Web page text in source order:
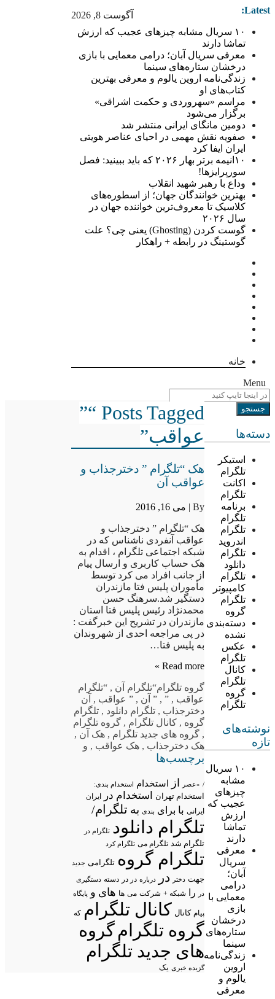
آگوست 8, 2026 Latest:
۱۰ سریال مشابه چیزهای عجیب که ارزش
تماشا دارند
معرفی سریال آبان؛ درامی معمایی با بازی
درخشان ستاره‌های سینما
زندگی‌نامه اروین یالوم و معرفی بهترین
کتاب‌های او
مراسم «سهروردی و حکمت اشراقی»
برگزار می‌شود
دومین مانگای ایرانی منتشر شد
صفویه نقش مهمی در احیای عناصر هویتی
ایران ایفا کرد
۱۰انیمه برتر بهار ۲۰۲۶ که باید ببینید: فصل
سورپرایزها!
وداع با رهبر شهید انقلاب
بهترین خوانندگان جهان؛ از اسطوره‌های
کلاسیک تا معروف‌ترین خواننده جهان در
سال ۲۰۲۶
گوست کردن (Ghosting) یعنی چی؟ علت
گوستینگ در رابطه + راهکار
خانه
Menu
دسته‌ها
استیکر
تلگرام
اکانت
تلگرام
برنامه
تلگرام
تلگرام
اندروید
تلگرام
دانلود
تلگرام
کامپیوتر
تلگرام
گروه
دسته‌بندی
نشده
عکس
تلگرام
کانال
تلگرام
گروه
تلگرام
نوشته‌های
تازه
۱۰ سریال
مشابه
چیزهای
عجیب که
ارزش
تماشا
دارند
معرفی
سریال
آبان؛
درامی
معمایی با
بازی
درخشان
ستاره‌های
سینما
زندگی‌نامه
اروین
یالوم و
معرفی
Posts Tagged “”
عواقب”
هک “تلگرام ” دخترجذاب و
عواقب آن
By | می 16, 2016
هک “تلگرام ” دخترجذاب و
عواقب آنفردی ناشناس که در
شبکه اجتماعی تلگرام ، اقدام به
هک حساب کاربری و ارسال پیام
از جانب افراد می کرد توسط
مأموران پلیس فتا مازندران
دستگیر شد.سرهنگ حسن
محمدنژاد رئیس پلیس فتا استان
مازندران در تشریح این خبرگفت :
در پی مراجعه احدی از شهروندان
به پلیس فتا…
Read more »
گروه تلگرام“تلگرام آن , “تلگرام
عواقب ,
”
, ” آن , ” عواقب , آن
دخترجذاب , تلگرام دانلود , تلگرام
گروه , کانال تلگرام , گروه تلگرام
, گروه های جدید تلگرام , هک آن ,
هک دخترجذاب , هک عواقب , و
برچسب‌ها
/ «عصر از استخدام استخدام بندی:
استخدام تهران استخدام در ایران
ایرانی با برای بندی به تلگرام/
تلگرام دانلود تلگرام در
تلگرام شد تلگرام می تلگرام کرد
تلگرام گروه تلگرامی جدید
جهت دختر در درباره در در دسته دستگیری
در
را شبکه + شرکت می ها های و پایگاه
پیام کانال کانال تلگرام که
گروه تلگرامگروه
های جدید تلگرام
گزیده خبری یک